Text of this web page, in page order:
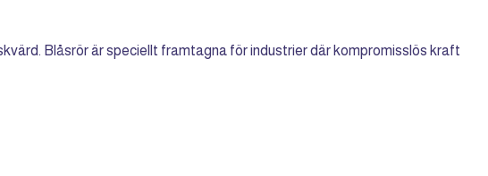
Blåsrör är speciellt framtagna för industrier där kompromisslös kraft